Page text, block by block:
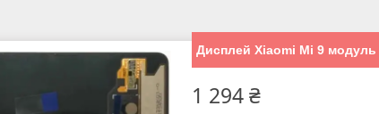
Дисплей Xiaomi Mi 9 модуль
1 294 ₴